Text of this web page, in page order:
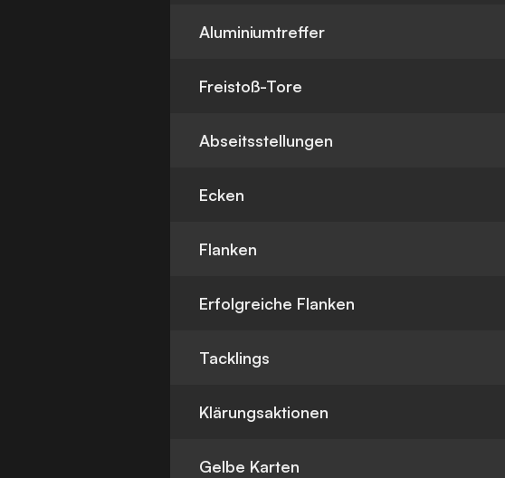
Aluminiumtreffer
Freistoß-Tore
Abseitsstellungen
Ecken
Flanken
Erfolgreiche Flanken
Tacklings
Klärungsaktionen
Gelbe Karten